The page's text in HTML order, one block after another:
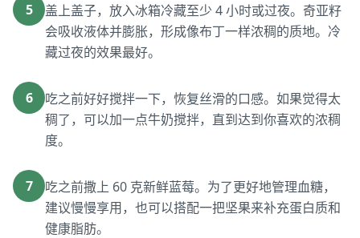
5
盖上盖子，放入冰箱冷藏至少 4 小时或过夜。奇亚籽
会吸收液体并膨胀，形成像布丁一样浓稠的质地。冷
藏过夜的效果最好。
6
吃之前好好搅拌一下，恢复丝滑的口感。如果觉得太
稠了，可以加一点牛奶搅拌，直到达到你喜欢的浓稠
度。
7
吃之前撒上 60 克新鲜蓝莓。为了更好地管理血糖，
建议慢慢享用，也可以搭配一把坚果来补充蛋白质和
健康脂肪。